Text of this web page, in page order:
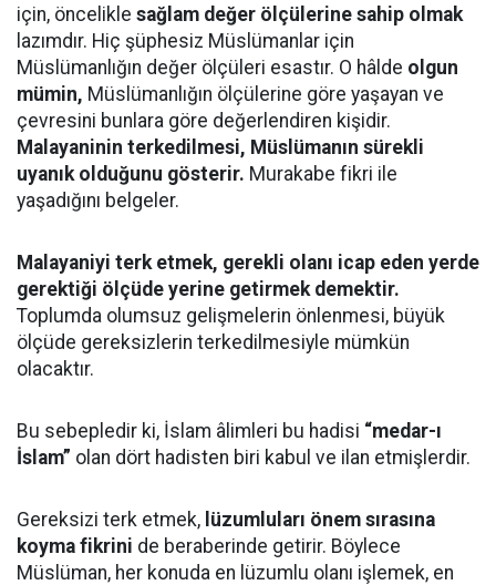
için, öncelikle sağlam değer ölçülerine sahip olmak
lazımdır. Hiç şüphesiz Müslümanlar için
Müslümanlığın değer ölçüleri esastır. O hâlde olgun
mümin, Müslümanlığın ölçülerine göre yaşayan ve
çevresini bunlara göre değerlendiren kişidir.
Malayaninin terkedilmesi, Müslümanın sürekli
uyanık olduğunu gösterir. Murakabe fikri ile
yaşadığını belgeler.
Malayaniyi terk etmek, gerekli olanı icap eden yerde
gerektiği ölçüde yerine getirmek demektir.
Toplumda olumsuz gelişmelerin önlenmesi, büyük
ölçüde gereksizlerin terkedilmesiyle mümkün
olacaktır.
Bu sebepledir ki, İslam âlimleri bu hadisi “medar-ı
İslam” olan dört hadisten biri kabul ve ilan etmişlerdir.
Gereksizi terk etmek, lüzumluları önem sırasına
koyma fikrini de beraberinde getirir. Böylece
Müslüman, her konuda en lüzumlu olanı işlemek, en